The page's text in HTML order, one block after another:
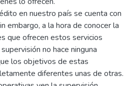
en nuestro país se cuenta con
embargo, a la hora de conocer la
que ofrecen estos servicios
no hace ninguna
los objetivos de estas
diferentes unas de otras.